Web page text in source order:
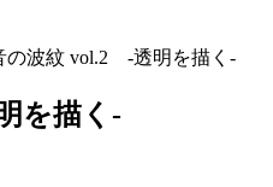
の波紋 vol.2 -透明を描く-
を描く-